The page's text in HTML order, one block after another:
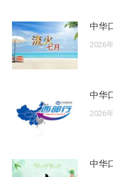
中华
2026
中华
2026
中华